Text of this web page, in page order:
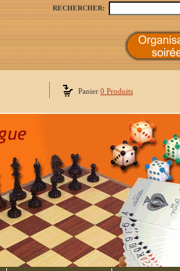
RECHERCHER:
Panier 0 Produits